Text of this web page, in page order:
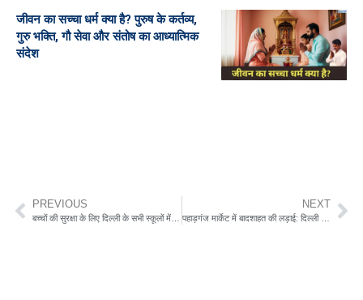
जीवन का सच्चा धर्म क्या है? पुरुष के कर्तव्य,
गुरु भक्ति, गौ सेवा और संतोष का आध्यात्मिक
संदेश
PREVIOUS
बच्चों की सुरक्षा के लिए दिल्ली के सभी स्कूलों में नई व्यवस्था, जानिए कैसे काम करेगी पूरी प्रणाली
NEXT
पहाड़गंज मार्केट में बादशाहत की लड़ाई: दिल्ली पुलिस की कार्रवाई से समझिए बिल्डरों को कैसे बनाया जाता है निशाना